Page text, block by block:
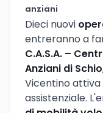
anziani
Dieci nuovi
entreranno a
C.A.S.A. –
Anziani di Schio
Vicentino
assistenziale.